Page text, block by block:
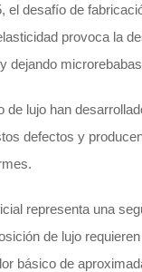
el desafío de
provoca la
dejando
de lujo han
defectos y
representa una
de lujo
básico de